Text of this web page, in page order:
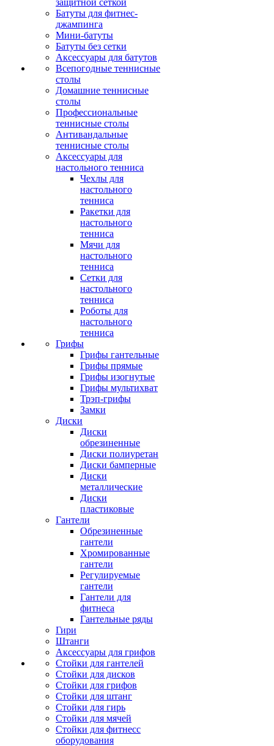
защитной сеткой
Батуты для фитнес-
джампинга
Мини-батуты
Батуты без сетки
Аксессуары для батутов
Всепогодные теннисные
столы
Домашние теннисные
столы
Профессиональные
теннисные столы
Антивандальные
теннисные столы
Аксессуары для
настольного тенниса
Чехлы для
настольного
тенниса
Ракетки для
настольного
тенниса
Мячи для
настольного
тенниса
Сетки для
настольного
тенниса
Роботы для
настольного
тенниса
Грифы
Грифы гантельные
Грифы прямые
Грифы изогнутые
Грифы мультихват
Трэп-грифы
Замки
Диски
Диски
обрезиненные
Диски полиуретан
Диски бамперные
Диски
металлические
Диски
пластиковые
Гантели
Обрезиненные
гантели
Хромированные
гантели
Регулируемые
гантели
Гантели для
фитнеса
Гантельные ряды
Гири
Штанги
Аксессуары для грифов
Стойки для гантелей
Стойки для дисков
Стойки для грифов
Стойки для штанг
Стойки для гирь
Стойки для мячей
Стойки для фитнесс
оборудования